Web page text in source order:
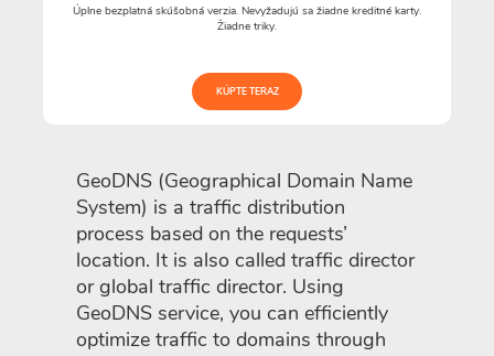
Úplne bezplatná skúšobná verzia. Nevyžadujú sa žiadne kreditné karty.
Žiadne triky.
KÚPTE TERAZ
GeoDNS (Geographical Domain Name
System) is a traffic distribution
process based on the requests’
location. It is also called traffic director
or global traffic director. Using
GeoDNS service, you can efficiently
optimize traffic to domains through